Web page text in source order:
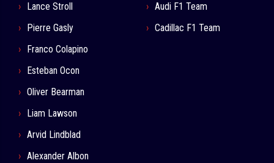
Lance Stroll
Pierre Gasly
Franco Colapino
Esteban Ocon
Oliver Bearman
Liam Lawson
Arvid Lindblad
Alexander Albon
Audi F1 Team
Cadillac F1 Team